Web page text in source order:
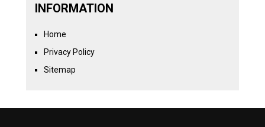
INFORMATION
Home
Privacy Policy
Sitemap